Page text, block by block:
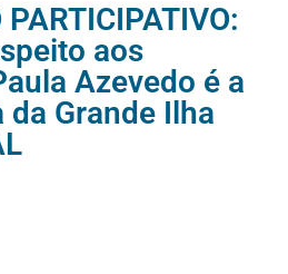
aos
Azevedo é a
Grande Ilha